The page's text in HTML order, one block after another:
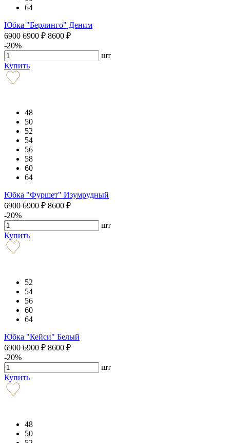
64
Юбка "Берлинго" Деним
6900 6900 ₽ 8600 ₽
-20%
шт
Купить
48
50
52
54
56
58
60
64
Юбка "Фуршет" Изумрудный
6900 6900 ₽ 8600 ₽
-20%
шт
Купить
52
54
56
60
64
Юбка "Кейси" Белый
6900 6900 ₽ 8600 ₽
-20%
шт
Купить
48
50